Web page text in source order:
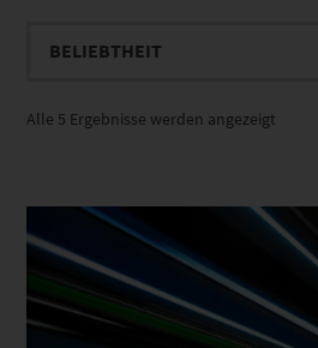
Alle 5 Ergebnisse werden angezeigt